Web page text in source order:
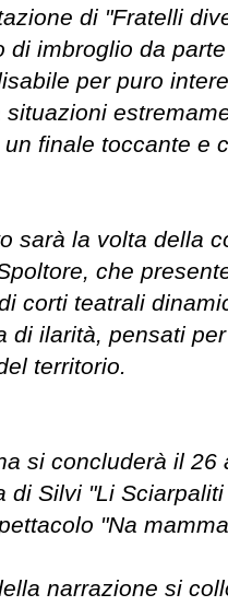
di "Fratelli
di imbroglio da
per puro
situazioni
finale toccante e
sarà la volta della
che
corti teatrali
di ilarità, pensati
territorio.
si concluderà il
di Silvi "Li
"Na
narrazione si